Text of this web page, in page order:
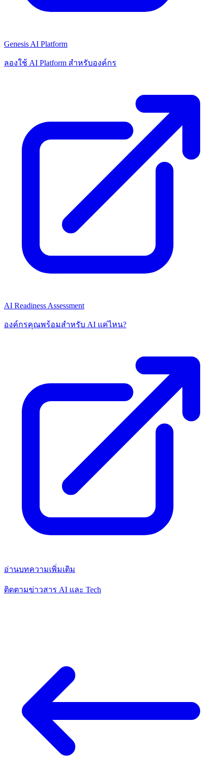
Genesis AI Platform
ลองใช้ AI Platform สำหรับองค์กร
AI Readiness Assessment
องค์กรคุณพร้อมสำหรับ AI แค่ไหน?
อ่านบทความเพิ่มเติม
ติดตามข่าวสาร AI และ Tech